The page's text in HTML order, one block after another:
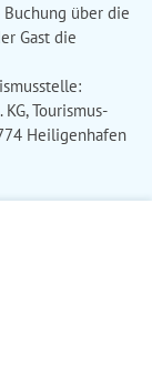
über die
Gast die
Tourismus-
Heiligenhafen